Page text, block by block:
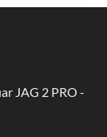
JAG 2 PRO -